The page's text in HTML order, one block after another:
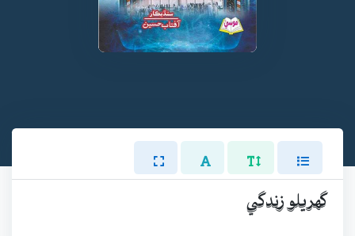
گهريلو زندگي